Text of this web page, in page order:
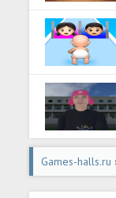
Games-halls.ru
(Фрст Страйк)